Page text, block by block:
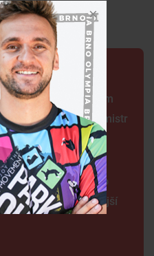
ovládli šermíři. Jsem
Panda, řekl čerstvý mistr
Znojmě se popralo
kamery i častější